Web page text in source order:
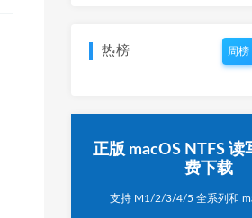
热榜 周榜
正版 macOS NTFS 读
费下载
支持 M1/2/3/4/5 全系列和